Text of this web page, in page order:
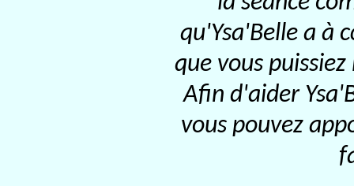
qu'Ysa'Belle a à
que vous
Afin d'aider
vous pouvez